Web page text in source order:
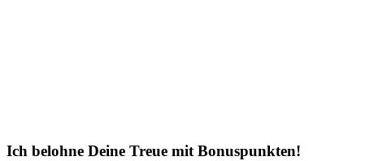
Ich belohne Deine Treue mit Bonuspunkten!